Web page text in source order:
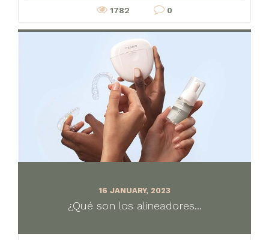
1782 0
16 JANUARY, 2023
¿Qué son los alineadores...